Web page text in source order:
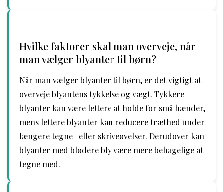
Hvilke faktorer skal man overveje, når
man vælger blyanter til børn?
Når man vælger blyanter til børn, er det vigtigt at
overveje blyantens tykkelse og vægt. Tykkere
blyanter kan være lettere at holde for små hænder,
mens lettere blyanter kan reducere træthed under
længere tegne- eller skriveøvelser. Derudover kan
blyanter med blødere bly være mere behagelige at
tegne med.